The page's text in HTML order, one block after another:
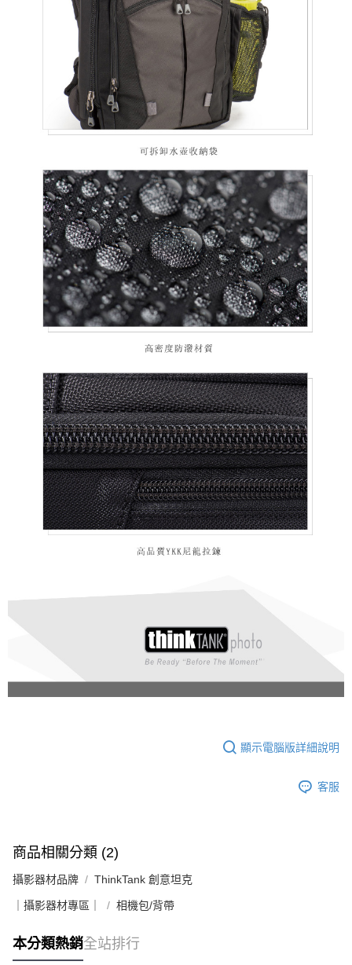
顯示電腦版詳細說明
客服
商品相關分類 (2)
攝影器材品牌 ThinkTank 創意坦克
｜攝影器材專區｜ 相機包/背帶
本分類熱銷全站排行